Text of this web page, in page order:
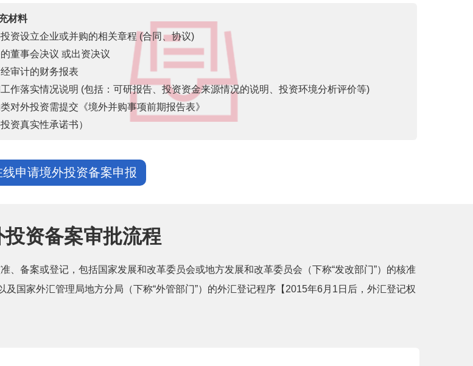
材料
资设立企业或并购的相关章程 (合同、协议)
董事会决议 或出资决议
审计的财务报表
作落实情况说明 (包括：可研报告、投资资金来源情况的说明、投资环境分析评价等)
对外投资需提交《境外并购事项前期报告表》
资真实性承诺书）
线申请境外投资备案申报
投资备案审批流程
备案或登记，包括国家发展和改革委员会或地方发展和改革委员会（下称“发改部门”）的核准
国家外汇管理局地方分局（下称“外管部门”）的外汇登记程序【2015年6月1日后，外汇登记权